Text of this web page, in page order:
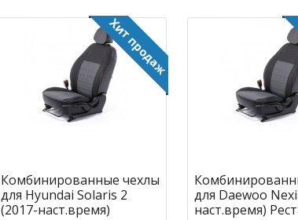
Комбинированные чехлы
для Hyundai Solaris 2
(2017-наст.время)
для Daewoo
наст.время)